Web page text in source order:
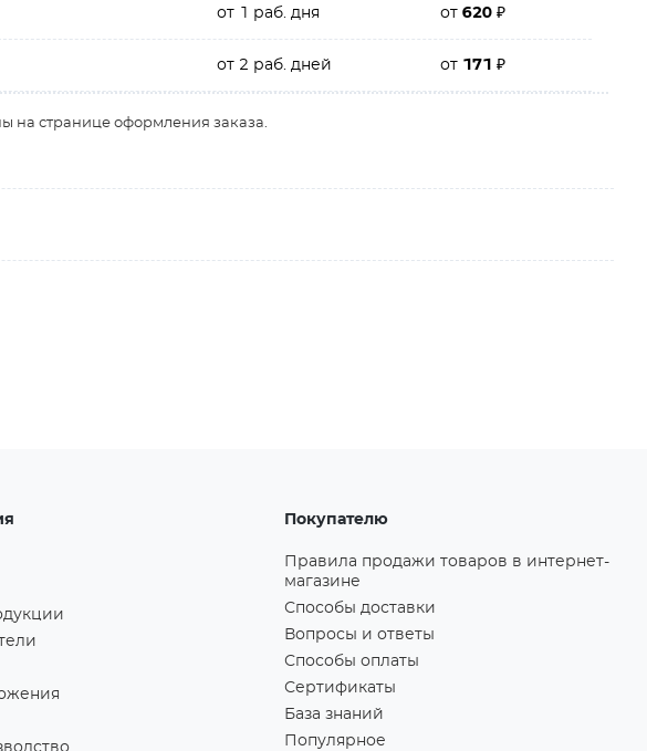
от 1 раб. дня от620₽
от 2 раб. дней от 171₽
на странице оформления заказа.
Покупателю
Правила продажи товаров в интернет-
магазине
Способы доставки
Вопросы и ответы
Способы оплаты
Сертификаты
База знаний
Популярное